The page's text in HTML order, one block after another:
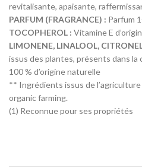
revitalisante, apaisante,
PARFUM (FRAGRANCE) : Parfum
TOCOPHEROL : Vitamine E
LIMONENE, LINALOOL,
issus des plantes, présents dans
100 % d’origine naturelle
** Ingrédients issus de
organic farming.
(1) Reconnue pour ses propriétés